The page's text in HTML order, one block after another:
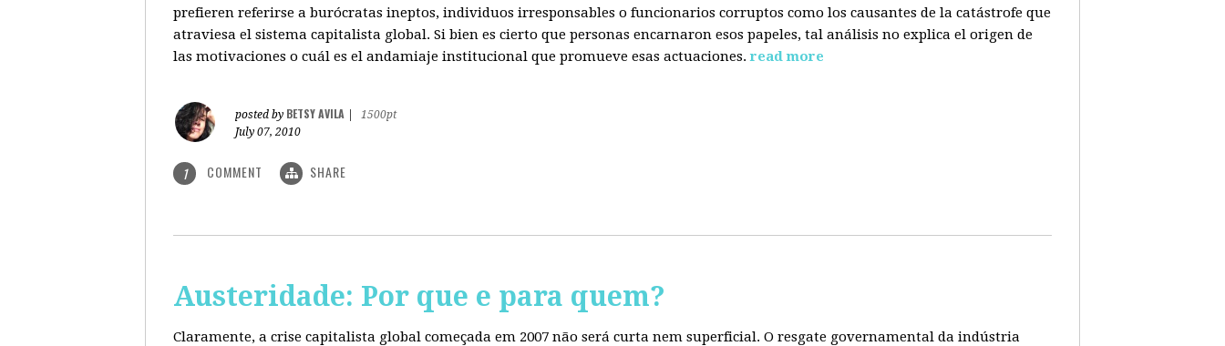
prefieren referirse a burócratas ineptos, individuos irresponsables o funcionarios corruptos como los causantes de la catástrofe que
atraviesa el sistema capitalista global. Si bien es cierto que personas encarnaron esos papeles, tal análisis no explica el origen de
las motivaciones o cuál es el andamiaje institucional que promueve esas actuaciones. read more
posted by BETSY AVILA
1500pt
July 07, 2010
1 COMMENT SHARE
Austeridade: Por que e para quem?
Claramente, a crise capitalista global começada em 2007 não será curta nem superficial. O resgate governamental da indústria